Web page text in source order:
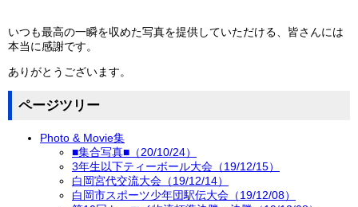
いつも最高の一瞬を収めた写真を提供していただける、皆さんには
本当に感謝です。
ありがとうございます。
ページツリー
Photo & Movie集
■集合写真■（20/10/24）
3年生以下ティーボール大会（19/12/15）
白岡宮代交流大会（19/12/14）
白岡市スポーツ少年団駅伝大会（19/12/08）